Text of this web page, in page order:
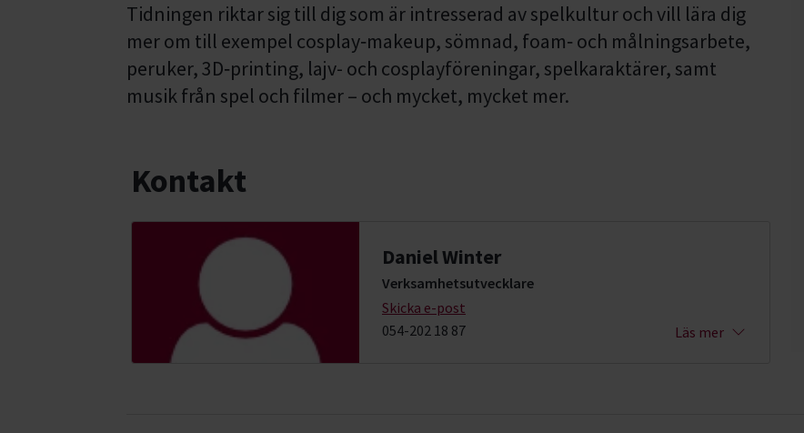
Tidningen riktar sig till dig som är intresserad av spelkultur och vill lära dig
mer om till exempel cosplay‑makeup, sömnad, foam‑ och målningsarbete,
peruker, 3D‑printing, lajv- och cosplayföreningar, spelkaraktärer, samt
musik från spel och filmer – och mycket, mycket mer.
Kontakt
Daniel Winter
Verksamhetsutvecklare
Skicka e-post
054-202 18 87
Läs mer